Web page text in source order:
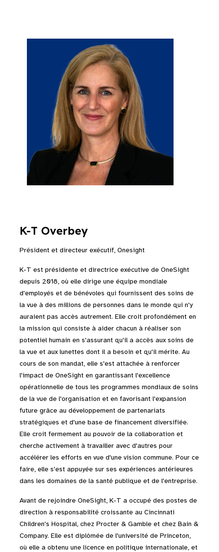
K-T Overbey
Président et directeur exécutif, Onesight
K-T est présidente et directrice exécutive de OneSight
depuis 2018, où elle dirige une équipe mondiale
d'employés et de bénévoles qui fournissent des soins de
la vue à des millions de personnes dans le monde qui n'y
auraient pas accès autrement. Elle croit profondément en
la mission qui consiste à aider chacun à réaliser son
potentiel humain en s'assurant qu'il a accès aux soins de
la vue et aux lunettes dont il a besoin et qu'il mérite. Au
cours de son mandat, elle s'est attachée à renforcer
l'impact de OneSight en garantissant l'excellence
opérationnelle de tous les programmes mondiaux de soins
de la vue de l'organisation et en favorisant l'expansion
future grâce au développement de partenariats
stratégiques et d'une base de financement diversifiée.
Elle croit fermement au pouvoir de la collaboration et
cherche activement à travailler avec d'autres pour
accélérer les efforts en vue d'une vision commune. Pour ce
faire, elle s'est appuyée sur ses expériences antérieures
dans les domaines de la santé publique et de l'entreprise.
Avant de rejoindre OneSight, K-T a occupé des postes de
direction à responsabilité croissante au Cincinnati
Children's Hospital, chez Procter & Gamble et chez Bain &
Company. Elle est diplômée de l'université de Princeton,
où elle a obtenu une licence en politique internationale, et